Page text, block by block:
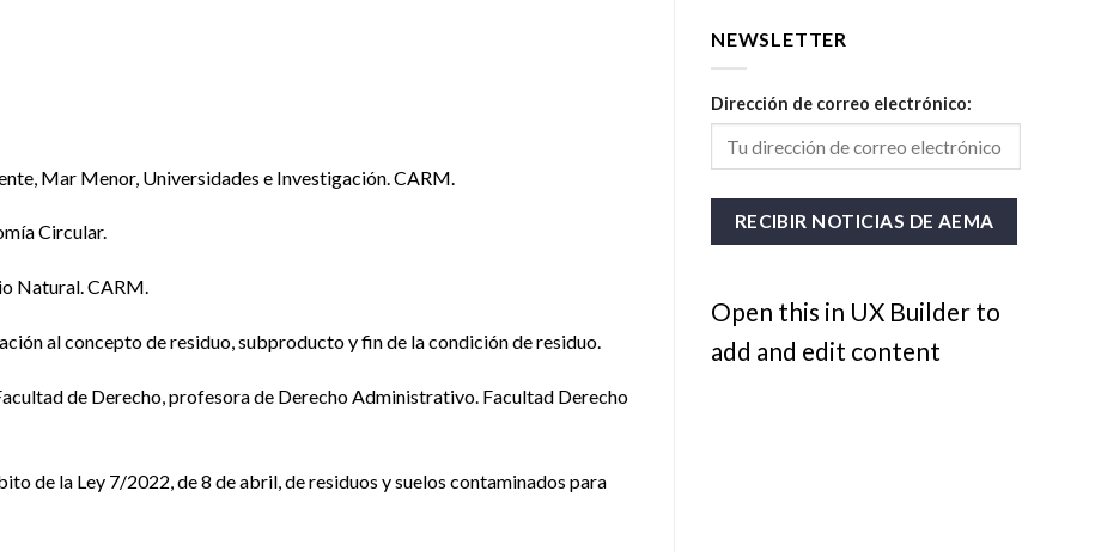
Mar Menor, Universidades e Investigación. CARM.
Circular.
Natural. CARM.
al concepto de residuo, subproducto y fin de la condición de residuo.
de Derecho, profesora de Derecho Administrativo. Facultad Derecho
de la Ley 7/2022, de 8 de abril, de residuos y suelos contaminados para
NEWSLETTER
Dirección de correo electrónico:
Open this in UX Builder to
add and edit content